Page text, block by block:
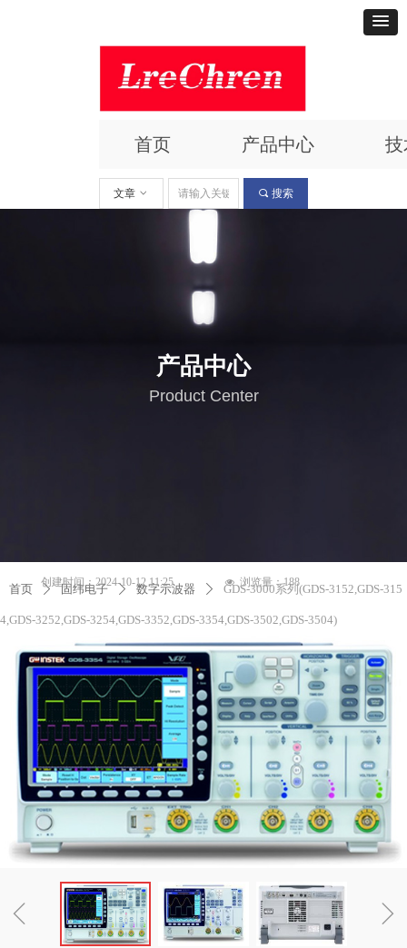
首页 产品中心
끠 搜索
文章 ꀁ
产品中心
Product Center
首页 ꄲ 固纬电子 ꄲ 数字示波器 ꄲ GDS-3000系列(GDS-3152,GDS-315
4,GDS-3252,GDS-3254,GDS-3352,GDS-3354,GDS-3502,GDS-3504)
넶 浏览量：188
创建时间：2024-10-12 11:25
ꁆ ꁇ